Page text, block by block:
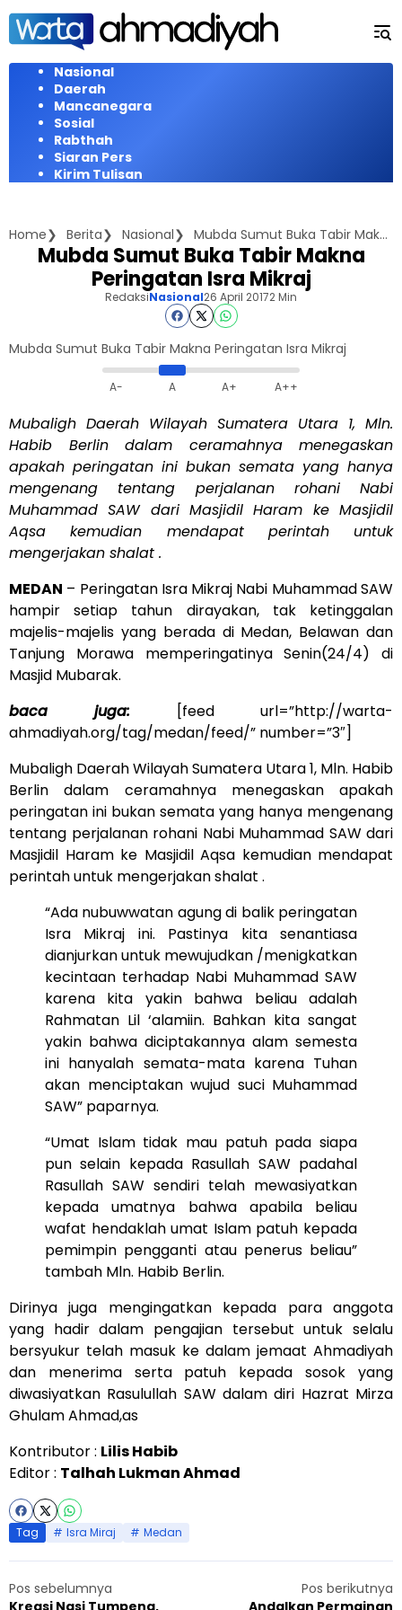
Langsung
konten
Nasional
Daerah
Mancanegara
Sosial
Rabthah
Siaran Pers
Kirim Tulisan
Home Berita Nasional Mubda Sumut Buka Tabir Makna Peringatan Isra Mikraj
Mubda Sumut Buka Tabir Makna
Peringatan Isra Mikraj
RedaksiNasional26 April 20172 Min
Mubda Sumut Buka Tabir Makna Peringatan Isra Mikraj
A- A A+ A++
Mubaligh Daerah Wilayah Sumatera Utara 1, Mln.
Habib Berlin dalam ceramahnya menegaskan
apakah peringatan ini bukan semata yang hanya
mengenang tentang perjalanan rohani Nabi
Muhammad SAW dari Masjidil Haram ke Masjidil
Aqsa kemudian mendapat perintah untuk
mengerjakan shalat .
MEDAN – Peringatan Isra Mikraj Nabi Muhammad SAW
hampir setiap tahun dirayakan, tak ketinggalan
majelis-majelis yang berada di Medan, Belawan dan
Tanjung Morawa memperingatinya Senin(24/4) di
Masjid Mubarak.
baca juga:
[feed url=”http://warta-
ahmadiyah.org/tag/medan/feed/” number=”3″]
Mubaligh Daerah Wilayah Sumatera Utara 1, Mln. Habib
Berlin dalam ceramahnya menegaskan apakah
peringatan ini bukan semata yang hanya mengenang
tentang perjalanan rohani Nabi Muhammad SAW dari
Masjidil Haram ke Masjidil Aqsa kemudian mendapat
perintah untuk mengerjakan shalat .
“Ada nubuwwatan agung di balik peringatan
Isra Mikraj ini. Pastinya kita senantiasa
dianjurkan untuk mewujudkan /menigkatkan
kecintaan terhadap Nabi Muhammad SAW
karena kita yakin bahwa beliau adalah
Rahmatan Lil ‘alamiin. Bahkan kita sangat
yakin bahwa diciptakannya alam semesta
ini hanyalah semata-mata karena Tuhan
akan menciptakan wujud suci Muhammad
SAW” paparnya.
“Umat Islam tidak mau patuh pada siapa
pun selain kepada Rasullah SAW padahal
Rasullah SAW sendiri telah mewasiyatkan
kepada umatnya bahwa apabila beliau
wafat hendaklah umat Islam patuh kepada
pemimpin pengganti atau penerus beliau”
tambah Mln. Habib Berlin.
Dirinya juga mengingatkan kepada para anggota
yang hadir dalam pengajian tersebut untuk selalu
bersyukur telah masuk ke dalam jemaat Ahmadiyah
dan menerima serta patuh kepada sosok yang
diwasiyatkan Rasulullah SAW dalam diri Hazrat Mirza
Ghulam Ahmad,as
Kontributor : Lilis Habib
Editor : Talhah Lukman Ahmad
Tag Isra Miraj Medan
Pos sebelumnya
Kreasi Nasi Tumpeng,
Pos berikutnya
Andalkan Permainan